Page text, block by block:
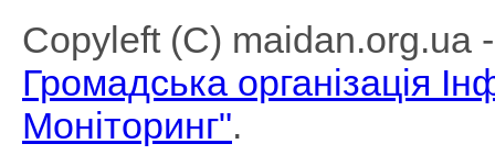
Copyleft (C) maidan.org.ua
Громадська організація
Моніторинг".